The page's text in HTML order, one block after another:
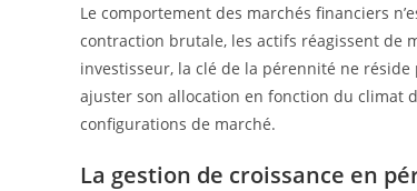
Le comportement des marchés financiers
contraction brutale, les actifs réagissent de
investisseur, la clé de la pérennité ne
ajuster son allocation en fonction du climat
configurations de marché.
La gestion de croissance en